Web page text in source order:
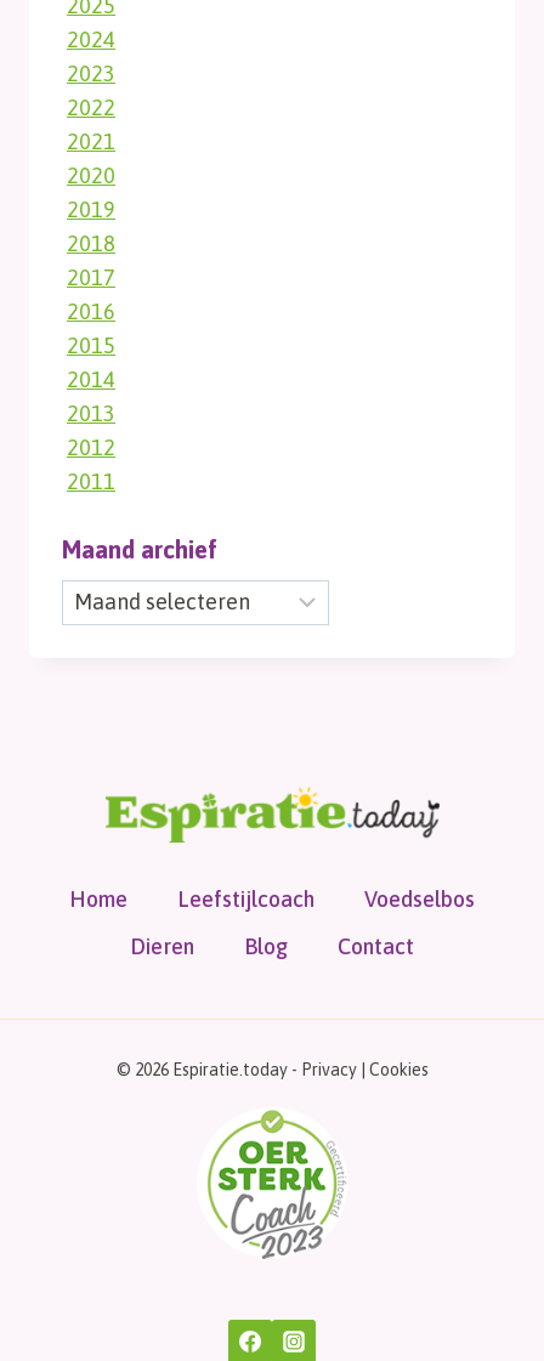
2024
2023
2022
2021
2020
2019
2018
2017
2016
2015
2014
2013
2012
2011
Maand archief
Maand
archief
Home Leefstijlcoach
Voedselbos
Dieren
Blog Contact
© 2026 Espiratie.today - Privacy| Cookies